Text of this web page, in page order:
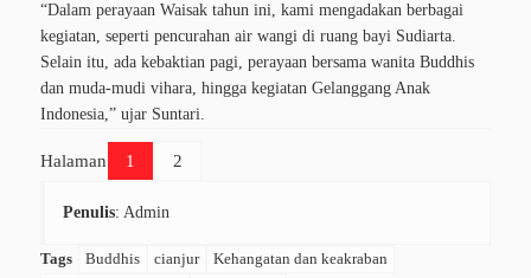
“Dalam perayaan Waisak tahun ini, kami mengadakan berbagai
kegiatan, seperti pencurahan air wangi di ruang bayi Sudiarta.
Selain itu, ada kebaktian pagi, perayaan bersama wanita Buddhis
dan muda-mudi vihara, hingga kegiatan Gelanggang Anak
Indonesia,” ujar Suntari.
Halaman 1 2
Penulis: Admin
Tags Buddhis cianjur
Kehangatan dan keakraban